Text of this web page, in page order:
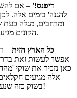
'דיפנס!' – אם
להגנה' בימים אלה.
ומרחבים, מגלה כעת
הקונים מגיע דווקא מאיזור המרכז – ולא מאיזור הדרום, כרגיל.
כל הארץ חזית –
אפשר לעשות זאת
כאן נזכיר את שוקי
אלה מגיעים
בשוק כזה שנערך במודיעין נרכשה כל הסחורה בתוך שעה אחת!